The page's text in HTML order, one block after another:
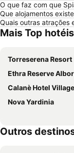
O que faz com que
Que alojamentos
Quais outras atrações
Mais Top hotéis
Torreserena Resort
Ethra Reserve
Calanè Hotel Village
Nova Yardinia
Outros